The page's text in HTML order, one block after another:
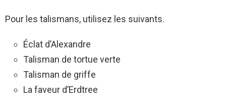
Pour les talismans, utilisez les suivants.
Éclat d’Alexandre
Talisman de tortue verte
Talisman de griffe
La faveur d’Erdtree